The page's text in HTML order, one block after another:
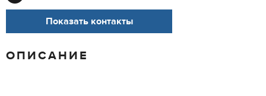
Показать контакты
ОПИСАНИЕ